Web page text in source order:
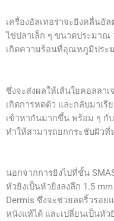
เครื่องอัลเทอร่าจะยิงคลื่นอั
ไข่ปลาเล็ก ๆ ขนาดประมาณ
เกิดความร้อนที่อุณหภูมิประ
ซึ่งจะส่งผลให้เส้นใยคอลลา
เกิดการหดตัว และกลับมาเ
เข้าหากันมากขึ้น พร้อม ๆ กั
ทำให้สามารถยกกระชับผิวที่
นอกจากการยิงไปที่ชั้น
หัวยิงเป็นหัวยิงลงลึก 1.5
Dermis ซึ่งจะช่วยลดริ้วรอ
หนังแท้ได้ และเปลี่ยนเป็นหั